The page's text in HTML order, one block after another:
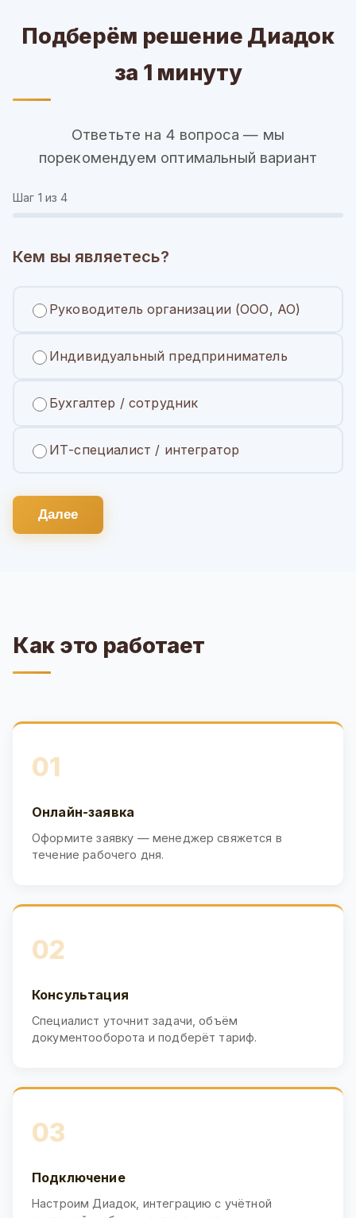
Подберём решение Диадок
за 1 минуту
Ответьте на 4 вопроса — мы
порекомендуем оптимальный вариант
Шаг 1 из 4
Кем вы являетесь?
Руководитель организации (ООО, АО)
Индивидуальный предприниматель
Бухгалтер / сотрудник
ИТ-специалист / интегратор
Далее
Как это работает
01
Онлайн-заявка
Оформите заявку — менеджер свяжется в
течение рабочего дня.
02
Консультация
Специалист уточнит задачи, объём
документооборота и подберёт тариф.
03
Подключение
Настроим Диадок, интеграцию с учётной